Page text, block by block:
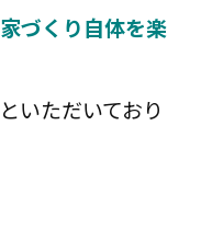
づくり自体を楽
いただいており